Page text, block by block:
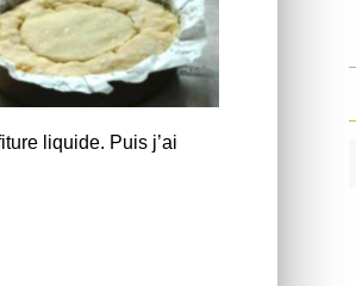
liquide. Puis j’ai